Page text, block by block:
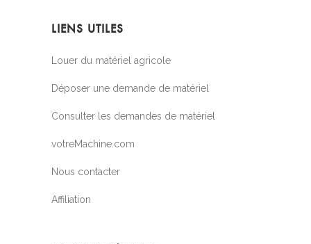
LIENS UTILES
Louer du matériel agricole
Déposer une demande de matériel
Consulter les demandes de matériel
votreMachine.com
Nous contacter
Affiliation